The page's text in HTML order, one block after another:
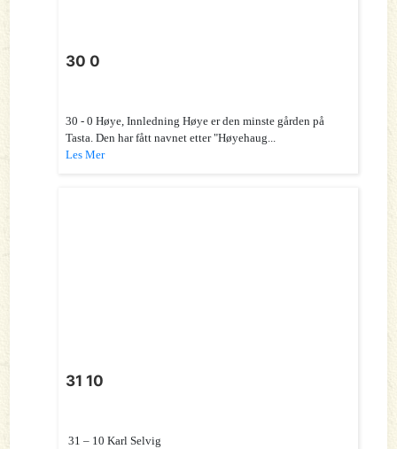
30 0
30 - 0 Høye, Innledning Høye er den minste gården på
Tasta. Den har fått navnet etter "Høyehaug...
Les Mer
31 10
31 – 10 Karl Selvig